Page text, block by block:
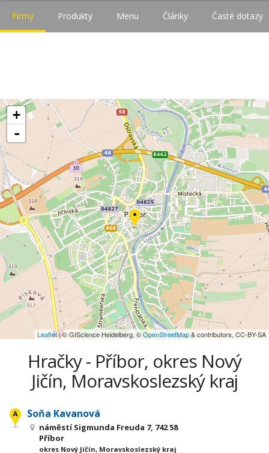
Firmy Produkty Menu Články Časté dotazy
+
-
Leaflet| © GIScience Heidelberg, ©OpenStreetMap& contributors, CC-BY-SA
Hračky - Příbor, okres Nový
Jičín, Moravskoslezský kraj
Soňa Kavanová
náměstí Sigmunda Freuda 7, 742 58
Příbor
okres Nový Jičín, Moravskoslezský kraj